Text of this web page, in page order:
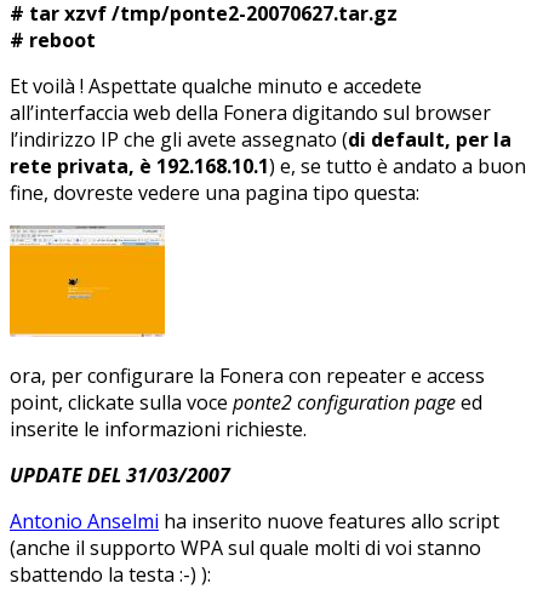
# tar xzvf /tmp/ponte2-20070627.tar.gz
# reboot
Et voilà ! Aspettate qualche minuto e accedete
all’interfaccia web della Fonera digitando sul browser
l’indirizzo IP che gli avete assegnato (di default, per la
rete privata, è 192.168.10.1) e, se tutto è andato a buon
fine, dovreste vedere una pagina tipo questa:
ora, per configurare la Fonera con repeater e access
point, clickate sulla voce ponte2 configuration pageed
inserite le informazioni richieste.
UPDATE DEL 31/03/2007
Antonio Anselmi ha inserito nuove features allo script
(anche il supporto WPA sul quale molti di voi stanno
sbattendo la testa :-) ):